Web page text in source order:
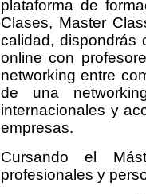
plataforma de
Clases, Master
calidad, dispondrás
online con
networking entre
de una
internacionales y
empresas.
Cursando el
profesionales y